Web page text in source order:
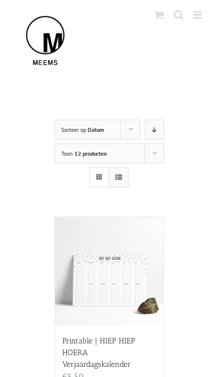
Sorteer op Datum
Toon 12 producten
Printable | HIEP HIEP
HOERA
Verjaardagskalender